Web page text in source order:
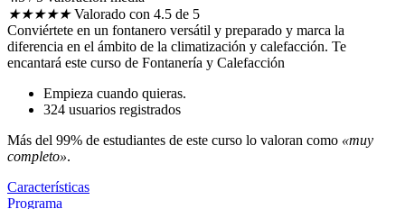
★★★★★ Valorado con 4.5 de 5
Conviértete en un fontanero versátil y preparado y marca la
diferencia en el ámbito de la climatización y calefacción. Te
encantará este curso de Fontanería y Calefacción
Empieza cuando quieras.
324 usuarios registrados
Más del 99% de estudiantes de este curso lo valoran como «muy
completo».
Características
Programa